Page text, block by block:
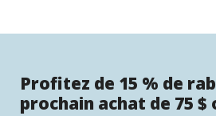
Profitez de 15 % de
prochain achat de 75 $